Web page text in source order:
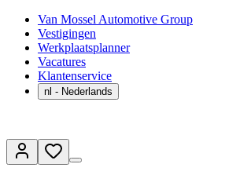
Van Mossel Automotive Group
Vestigingen
Werkplaatsplanner
Vacatures
Klantenservice
nl - Nederlands